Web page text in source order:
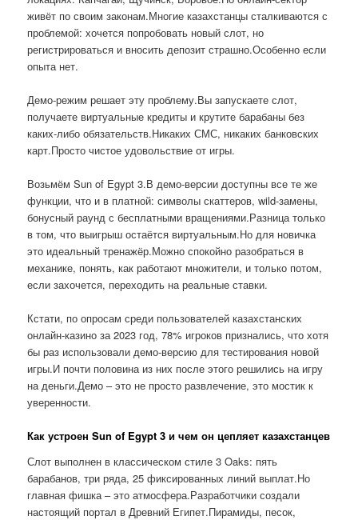
живёт по своим законам.Многие казахстанцы сталкиваются с
проблемой: хочется попробовать новый слот, но
регистрироваться и вносить депозит страшно.Особенно если
опыта нет.
Демо-режим решает эту проблему.Вы запускаете слот,
получаете виртуальные кредиты и крутите барабаны без
каких-либо обязательств.Никаких СМС, никаких банковских
карт.Просто чистое удовольствие от игры.
Возьмём Sun of Egypt 3.В демо-версии доступны все те же
функции, что и в платной: символы скаттеров, wild-замены,
бонусный раунд с бесплатными вращениями.Разница только
в том, что выигрыш остаётся виртуальным.Но для новичка
это идеальный тренажёр.Можно спокойно разобраться в
механике, понять, как работают множители, и только потом,
если захочется, переходить на реальные ставки.
Кстати, по опросам среди пользователей казахстанских
онлайн-казино за 2023 год, 78% игроков признались, что хотя
бы раз использовали демо-версию для тестирования новой
игры.И почти половина из них после этого решились на игру
на деньги.Демо – это не просто развлечение, это мостик к
уверенности.
Как устроен Sun of Egypt 3 и чем он цепляет казахстанцев
Слот выполнен в классическом стиле 3 Oaks: пять
барабанов, три ряда, 25 фиксированных линий выплат.Но
главная фишка – это атмосфера.Разработчики создали
настоящий портал в Древний Египет.Пирамиды, песок,